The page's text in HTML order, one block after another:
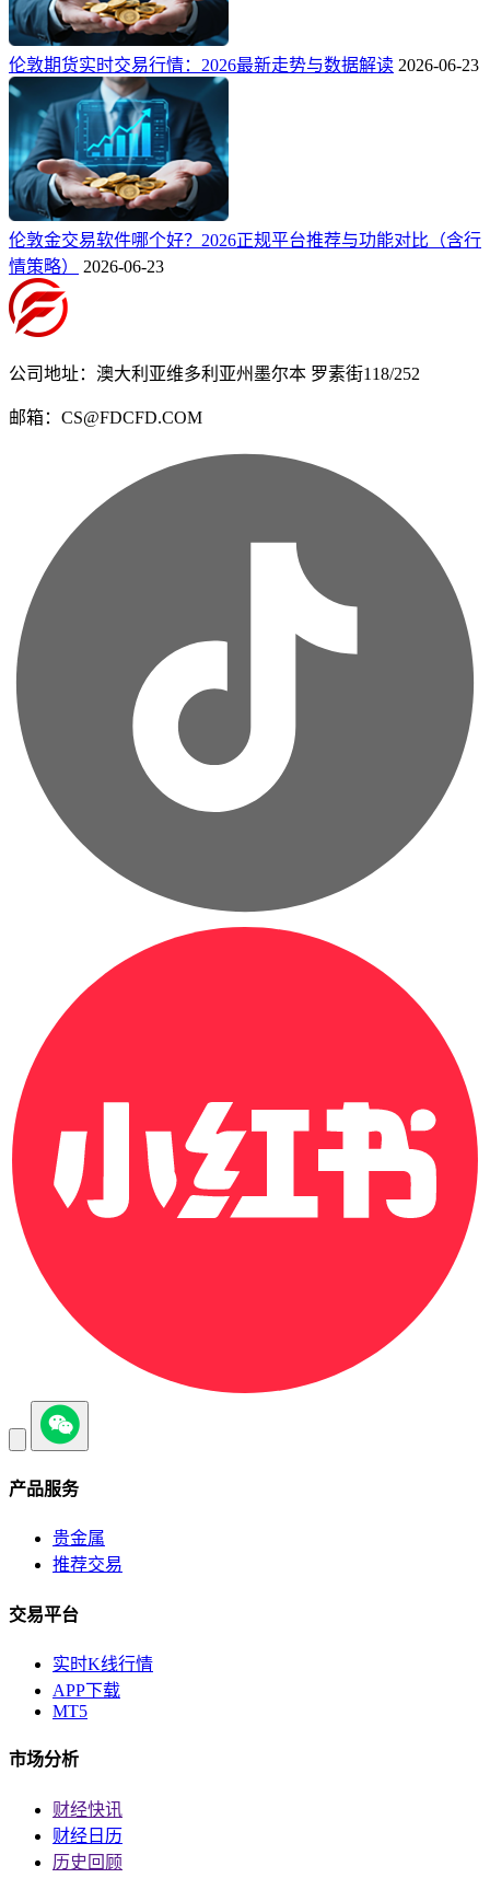
伦敦期货实时交易行情：2026最新走势与数据解读 2026-06-23
伦敦金交易软件哪个好？2026正规平台推荐与功能对比（含行
情策略）
2026-06-23
公司地址：澳大利亚维多利亚州墨尔本 罗素街118/252
邮箱：CS@FDCFD.COM
产品服务
贵金属
推荐交易
交易平台
实时K线行情
APP下载
MT5
市场分析
财经快讯
财经日历
历史回顾